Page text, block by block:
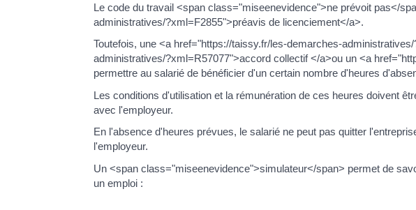
Le code du travail <span class="miseenevidence">ne prévoit pas</
administratives/?xml=F2855">préavis de licenciement</a>.
Toutefois, une <a href="https://taissy.fr/les-demarches-
administratives/?xml=R57077">accord collectif </a>ou un <a
permettre au salarié de bénéficier d'un certain nombre d'heures
Les conditions d'utilisation et la rémunération de ces heures doivent
avec l'employeur.
En l'absence d'heures prévues, le salarié ne peut pas quitter
l'employeur.
Un <span class="miseenevidence">simulateur</span> permet de
un emploi :